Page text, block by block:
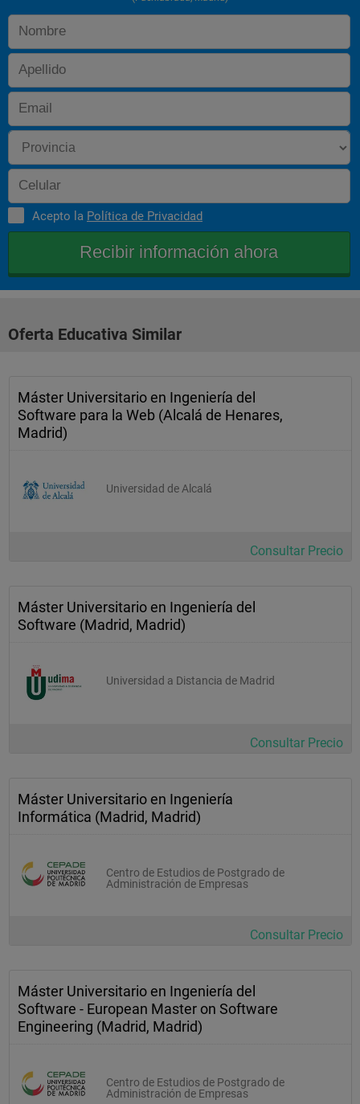
Acepto la Política de Privacidad
Oferta Educativa Similar
Máster Universitario en Ingeniería del
Software para la Web (Alcalá de Henares,
Madrid)
Universidad de Alcalá
Consultar Precio
Máster Universitario en Ingeniería del
Software (Madrid, Madrid)
Universidad a Distancia de Madrid
Consultar Precio
Máster Universitario en Ingeniería
Informática (Madrid, Madrid)
Centro de Estudios de Postgrado de
Administración de Empresas
Consultar Precio
Máster Universitario en Ingeniería del
Software - European Master on Software
Engineering (Madrid, Madrid)
Centro de Estudios de Postgrado de
Administración de Empresas